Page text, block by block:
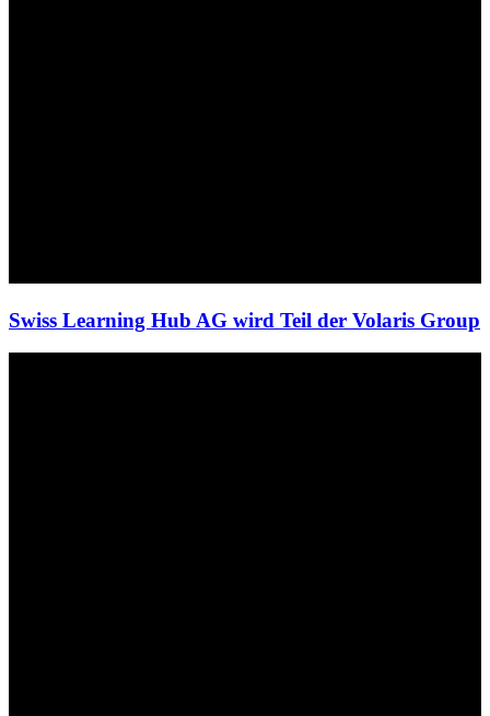
Swiss Learning Hub AG wird Teil der Volaris Group